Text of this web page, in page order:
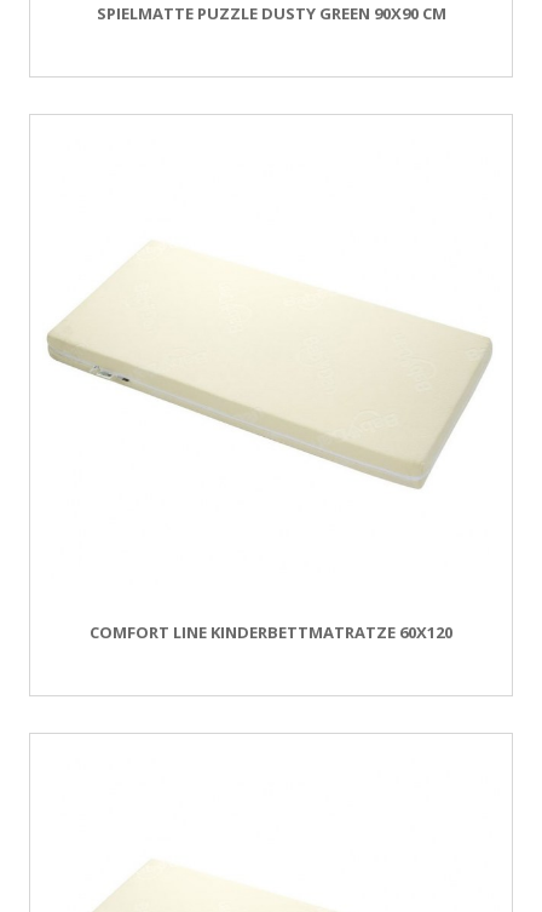
SPIELMATTE PUZZLE DUSTY GREEN 90X90 CM
COMFORT LINE KINDERBETTMATRATZE 60X120